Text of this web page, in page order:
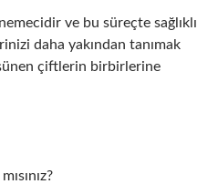
ve bu süreçte sağlıklı
daha yakından tanımak
çiftlerin birbirlerine